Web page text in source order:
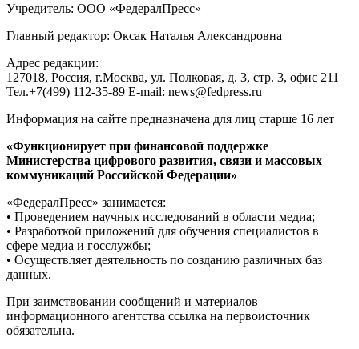
Учредитель: ООО «ФедералПресс»
Главный редактор: Оксак Наталья Александровна
Адрес редакции:
127018, Россия, г.Москва, ул. Полковая, д. 3, стр. 3, офис 211
Тел.+7(499) 112-35-89 E-mail: news@fedpress.ru
Информация на сайте предназначена для лиц старше 16 лет
«Функционирует при финансовой поддержке
Министерства цифрового развития, связи и массовых
коммуникаций Российской Федерации»
«ФедералПресс» занимается:
• Проведением научных исследований в области медиа;
• Разработкой приложений для обучения специалистов в
сфере медиа и госслужбы;
• Осуществляет деятельность по созданию различных баз
данных.
При заимствовании сообщений и материалов
информационного агентства ссылка на первоисточник
обязательна.